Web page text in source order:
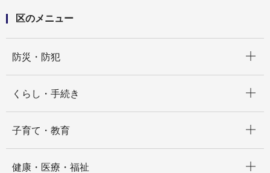
区のメニュー
防災・防犯
くらし・手続き
子育て・教育
健康・医療・福祉